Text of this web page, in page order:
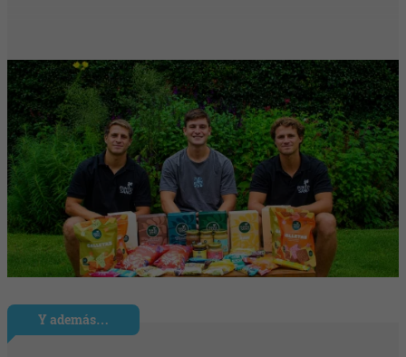
Y además…